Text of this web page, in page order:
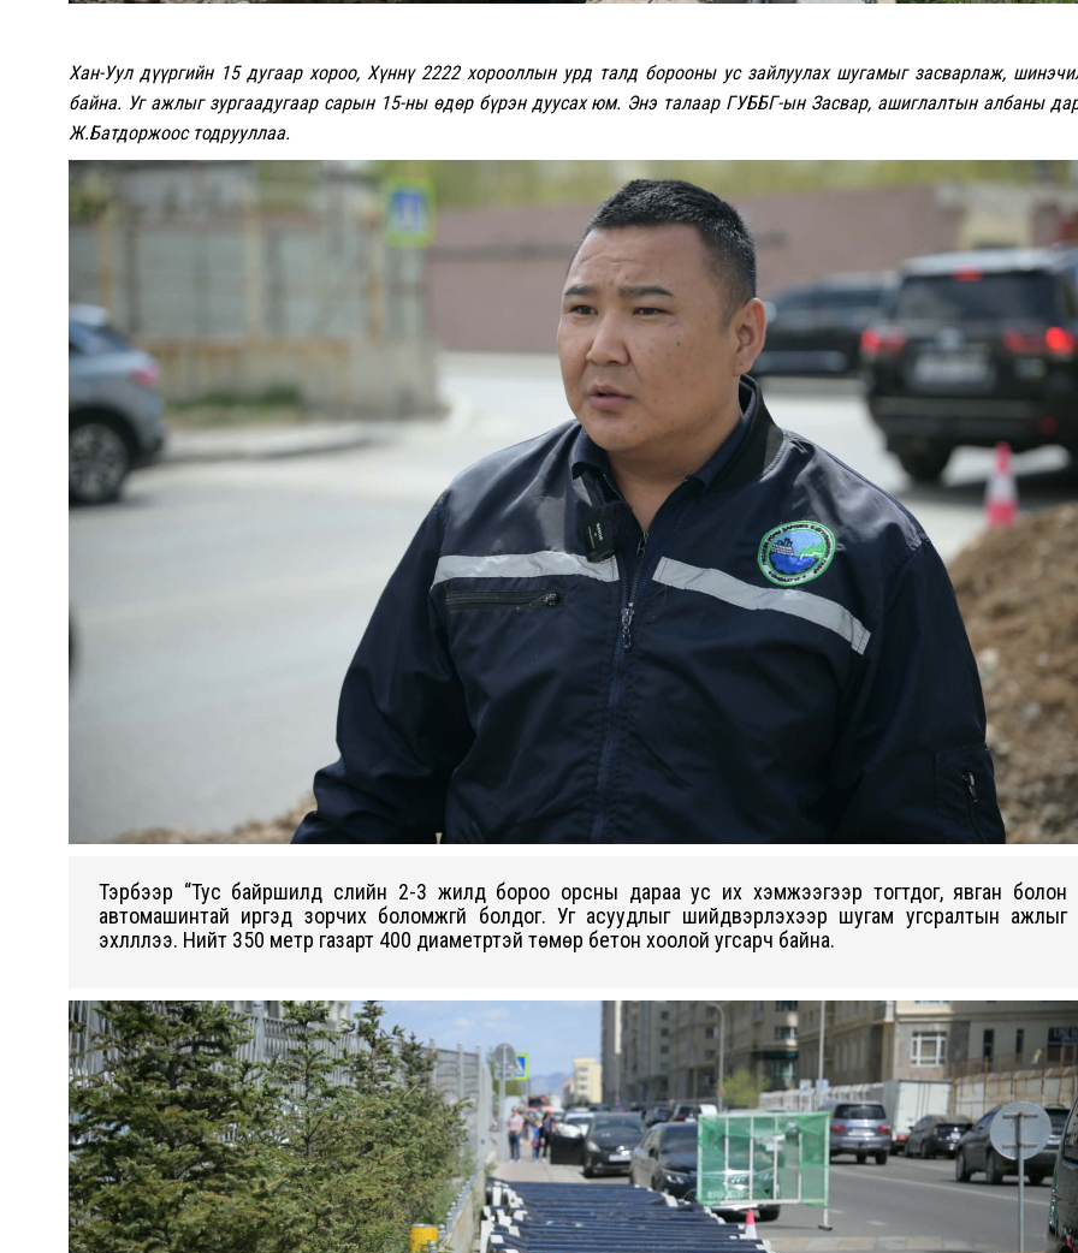
Хан-Уул дүүргийн 15 дугаар хороо, Хүннү 2222 хорооллын урд талд борооны ус зайлуулах шугамыг засварлаж,
байна. Уг ажлыг зургаадугаар сарын 15-ны өдөр бүрэн дуусах юм. Энэ талаар ГУББГ-ын Засвар, ашиглалтын албаны
Ж.Батдоржоос тодрууллаа.
Тэрбээр “Тус байршилд сүүлийн 2-3 жилд бороо орсны дараа ус их хэмжээгээр тогтдог, явган болон
автомашинтай иргэд зорчих боломжгүй болдог. Уг асуудлыг шийдвэрлэхээр шугам угсралтын ажлыг
эхлүүллээ. Нийт 350 метр газарт 400 диаметртэй төмөр бетон хоолой угсарч байна.